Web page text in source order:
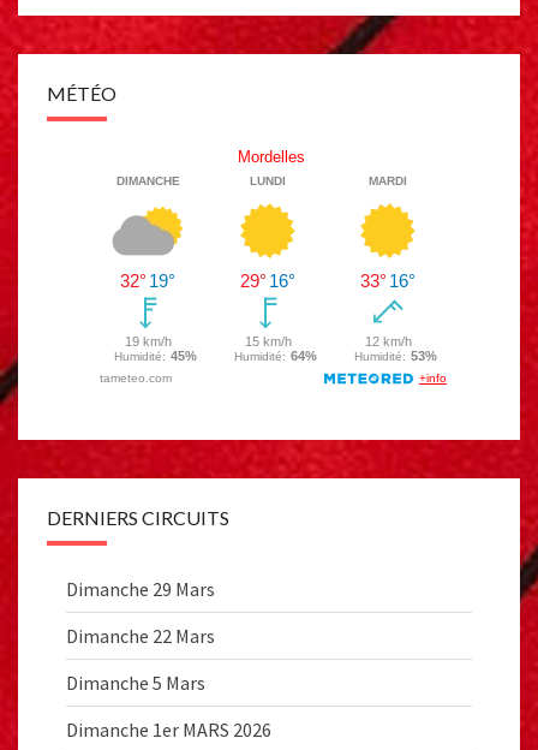
MÉTÉO
DERNIERS CIRCUITS
Dimanche 29 Mars
Dimanche 22 Mars
Dimanche 5 Mars
Dimanche 1er MARS 2026